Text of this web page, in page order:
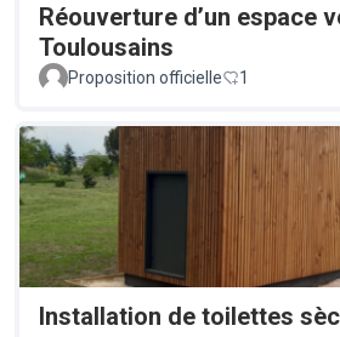
Réouverture d’un espace
Toulousains
Proposition officielle 1
Installation de toilettes